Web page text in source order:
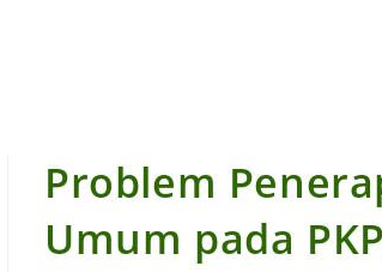
Problem
Umum pada